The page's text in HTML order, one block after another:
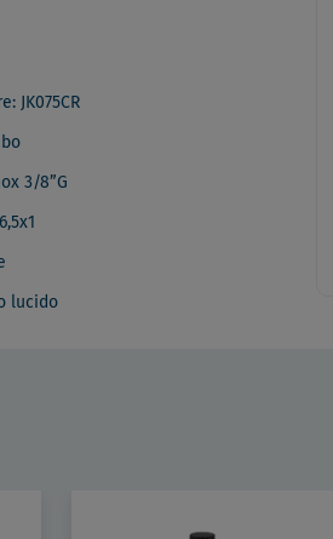
JK075CR
3/8”G
lucido